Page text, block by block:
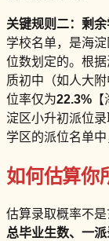
关键规则二：剩余
学校名单，是海
位数划定的。根
质初中（如人大
位率仅为22.3%
淀区小升初派位
学区的派位名单
如何估算你
估算录取概率不是
总毕业生数、一